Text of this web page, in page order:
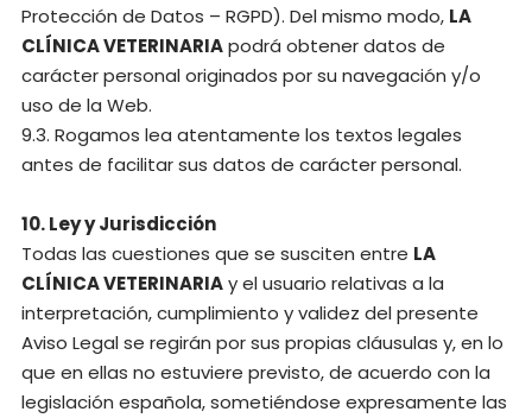
Protección de Datos – RGPD). Del mismo modo, LA
CLÍNICA VETERINARIApodrá obtener datos de
carácter personal originados por su navegación y/o
uso de la Web.
9.3. Rogamos lea atentamente los textos legales
antes de facilitar sus datos de carácter personal.
10. Ley y Jurisdicción
Todas las cuestiones que se susciten entre LA
CLÍNICA VETERINARIAy el usuario relativas a la
interpretación, cumplimiento y validez del presente
Aviso Legal se regirán por sus propias cláusulas y, en lo
que en ellas no estuviere previsto, de acuerdo con la
legislación española, sometiéndose expresamente las